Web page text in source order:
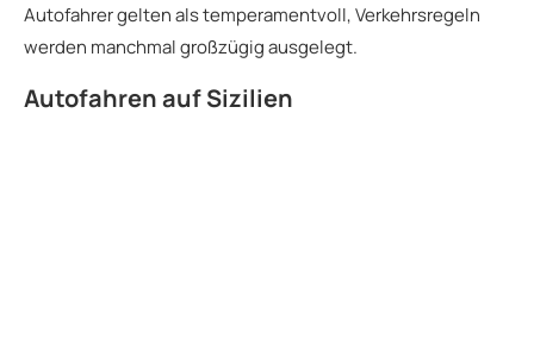
Autofahrer gelten als temperamentvoll, Verkehrsregeln
werden manchmal großzügig ausgelegt.
Autofahren auf Sizilien